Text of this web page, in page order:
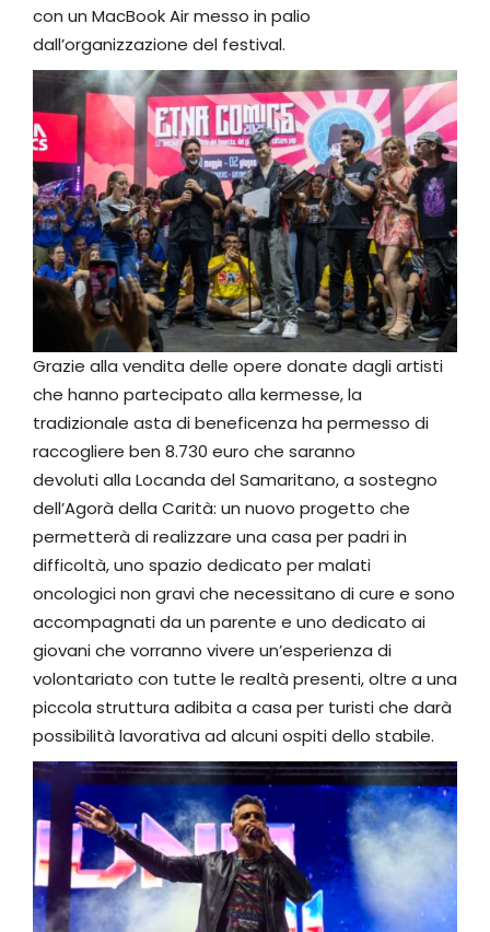
con un MacBook Air messo in palio
dall’organizzazione del festival.
Grazie alla vendita delle opere donate dagli artisti
che hanno partecipato alla kermesse, la
tradizionale asta di beneficenza ha permesso di
raccogliere ben 8.730 euro che saranno
devoluti alla Locanda del Samaritano, a sostegno
dell’Agorà della Carità: un nuovo progetto che
permetterà di realizzare una casa per padri in
difficoltà, uno spazio dedicato per malati
oncologici non gravi che necessitano di cure e sono
accompagnati da un parente e uno dedicato ai
giovani che vorranno vivere un’esperienza di
volontariato con tutte le realtà presenti, oltre a una
piccola struttura adibita a casa per turisti che darà
possibilità lavorativa ad alcuni ospiti dello stabile.